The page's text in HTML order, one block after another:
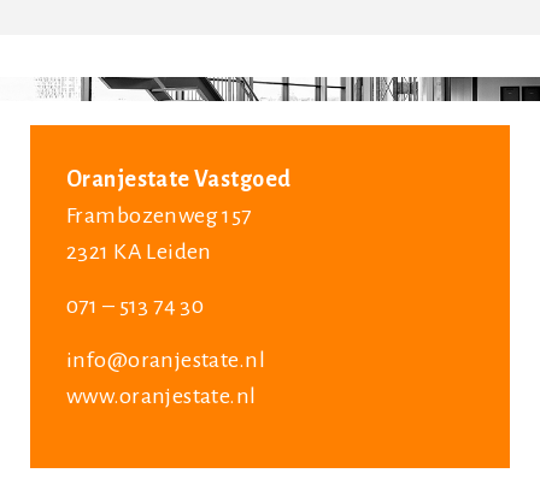
Oranjestate Vastgoed
Frambozenweg 157
2321 KA Leiden
071 – 513 74 30
info@oranjestate.nl
www.oranjestate.nl